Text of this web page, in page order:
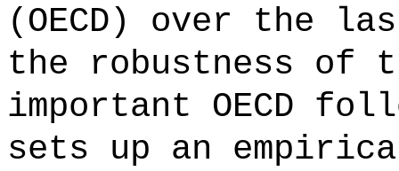
(OECD) over the
the robustness of
important OECD
sets up an